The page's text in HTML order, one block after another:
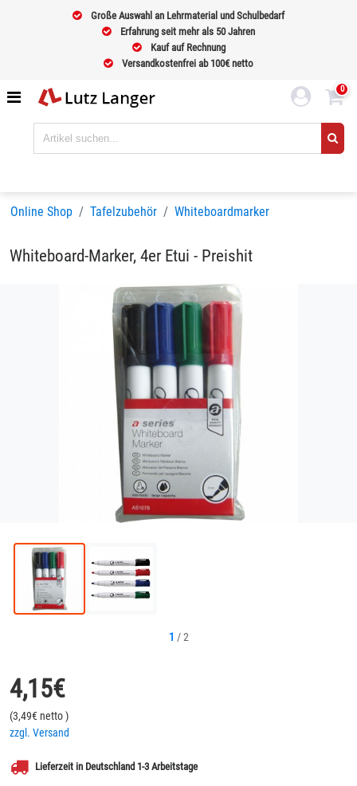
Große Auswahl an Lehrmaterial und Schulbedarf
Erfahrung seit mehr als 50 Jahren
Kauf auf Rechnung
Versandkostenfrei ab 100€ netto
0
Online Shop Tafelzubehör Whiteboardmarker
Whiteboard-Marker, 4er Etui - Preishit
1 /2
4,15€
(3,49€ netto)
zzgl. Versand
Lieferzeit in Deutschland 1-3 Arbeitstage